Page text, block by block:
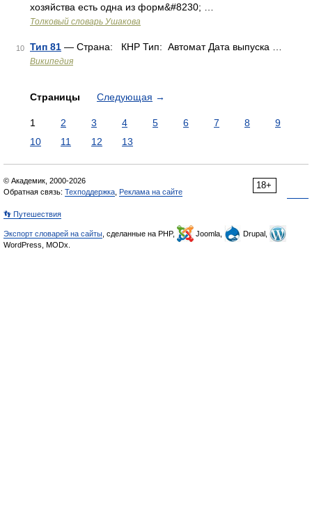
хозяйства есть одна из форм&#8230; …
Толковый словарь Ушакова
10 Тип 81 — Страна: КНР Тип: Автомат Дата выпуска …
Википедия
Страницы Следующая →
1 2 3 4 5 6 7 8
9
10
11 12 13
18+
© Академик, 2000-2026
Обратная связь: Техподдержка Реклама на сайте
👣 Путешествия
Экспорт словарей на сайты , сделанные на PHP, Joomla,
Drupal,
WordPress, MODx.